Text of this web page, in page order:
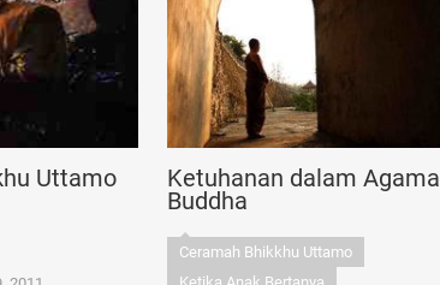
Uttamo Ketuhanan dalam Agama
Buddha
Ceramah Bhikkhu Uttamo